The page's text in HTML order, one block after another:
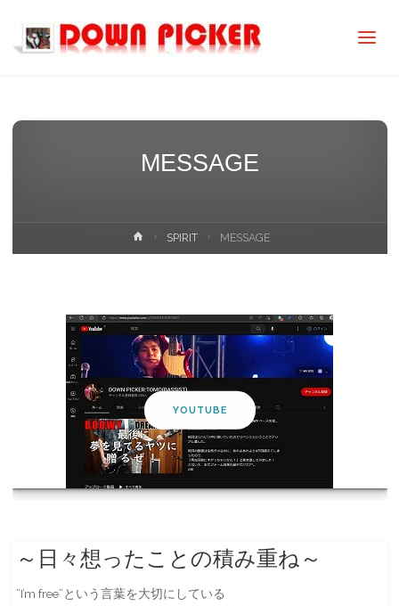
MESSAGE
ホ
ー
SPIRIT MESSAGE
YOUTUBE
～日々想ったことの積み重ね～
”I’m free”という言葉を大切にしている